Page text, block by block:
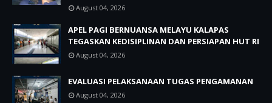
August 04, 2026
APEL PAGI BERNUANSA MELAYU KALAPAS
TEGASKAN KEDISIPLINAN DAN PERSIAPAN HUT RI
August 04, 2026
EVALUASI PELAKSANAAN TUGAS PENGAMANAN
August 04, 2026